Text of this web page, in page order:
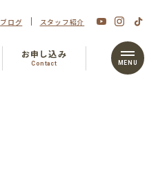
お申し込み
Contact
ブログ スタッフ紹介